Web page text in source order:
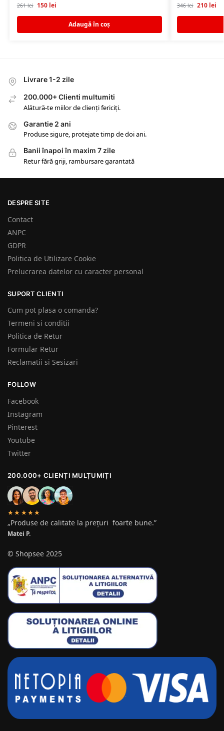
261lei 150 lei
Adaugă în coș
346lei 210 lei
Livrare 1-2 zile
200.000+ Clienti multumiti
Alătură-te miilor de clienți fericiți.
Garantie 2 ani
Produse sigure, protejate timp de doi ani.
Banii înapoi în maxim 7 zile
Retur fără griji, rambursare garantată
DESPRE SITE
Contact
ANPC
GDPR
Politica de Utilizare Cookie
Prelucrarea datelor cu caracter personal
SUPORT CLIENTI
Cum pot plasa o comanda?
Termeni si conditii
Politica de Retur
Formular Retur
Reclamatii si Sesizari
FOLLOW
Facebook
Instagram
Pinterest
Youtube
Twitter
200.000+ CLIENȚI MULȚUMIȚI
★★★★★
„Produse de calitate la prețuri foarte bune.”
Matei P.
© Shopsee 2025